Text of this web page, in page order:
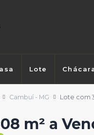
Lote
Cambuí - MG Lote com
m² a